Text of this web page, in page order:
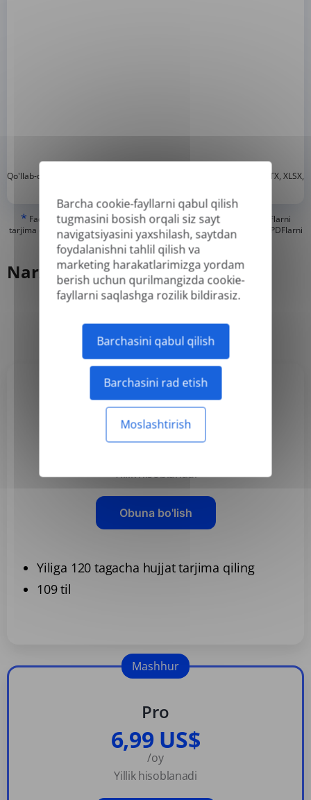
Barcha cookie-fayllarni qabul qilish
tugmasini bosish orqali siz sayt
navigatsiyasini yaxshilash, saytdan
foydalanishni tahlil qilish va
marketing harakatlarimizga yordam
berish uchun qurilmangizda cookie-
fayllarni saqlashga rozilik bildirasiz.
Barchasini qabul qilish
Barchasini rad etish
Moslashtirish
Qo'llab-quvvatlanadigan formatlar: DOC, DOCX, ODT, PDF , CSV, PPTX, XLSX,
* Faqat "haqiqiy" yoki raqamli yaratilgan PDF va qidiriladigan PDFlarni
tarjima qila olishimiz mumkin, lekin "faqat rasm" yoki skanerlangan PDFlarni
tarjima qila olmaymiz.
Narx
Oylik Har yili -50%
Basic
3,99 US$
Yillik hisoblanadi
Obuna bo'lish
Yiliga 120 tagacha hujjat tarjima qiling
109 til
Pro
6,99 US$
/oy
Yillik hisoblanadi
Mashhur